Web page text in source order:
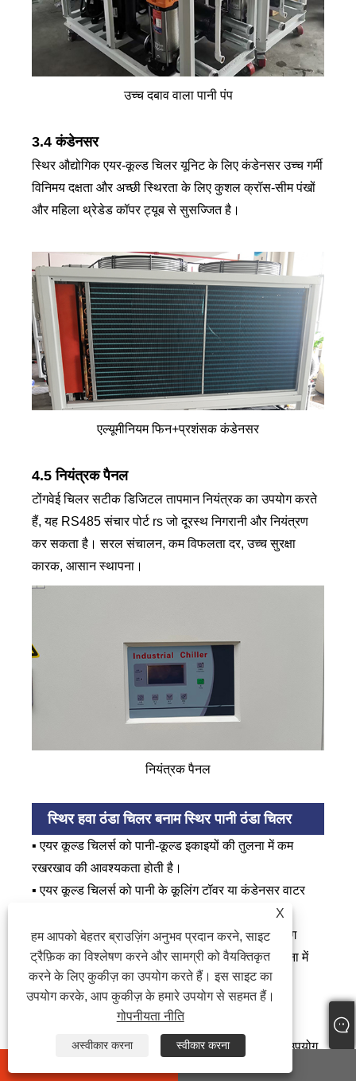
उच्च दबाव वाला पानी पंप
3.4 कंडेनसर
स्थिर औद्योगिक एयर-कूल्ड चिलर यूनिट के लिए कंडेनसर उच्च गर्मी
विनिमय दक्षता और अच्छी स्थिरता के लिए कुशल क्रॉस-सीम पंखों
और महिला थ्रेडेड कॉपर ट्यूब से सुसज्जित है।
एल्यूमीनियम फिन+प्रशंसक कंडेनसर
4.5 नियंत्रक पैनल
टोंगवेई चिलर सटीक डिजिटल तापमान नियंत्रक का उपयोग करते
हैं, यह RS485 संचार पोर्ट rs जो दूरस्थ निगरानी और नियंत्रण
कर सकता है। सरल संचालन, कम विफलता दर, उच्च सुरक्षा
कारक, आसान स्थापना।
नियंत्रक पैनल
स्थिर हवा ठंडा चिलर बनाम स्थिर पानी ठंडा चिलर
▪ एयर कूल्ड चिलर्स को पानी-कूल्ड इकाइयों की तुलना में कम
रखरखाव की आवश्यकता होती है।
▪ एयर कूल्ड चिलर्स को पानी के कूलिंग टॉवर या कंडेनसर वाटर
▪ गीली सतहों के कारण पानी-कूल्ड यूनिट की तुलना में लगभग
10% अधिक बिजली का सेवन करें, जो सूखी सतहों की तुलना में
बेहतर गर्मी को स्थानांतरित करती है।
▪ एयर-कूल्ड चिलर्स को कम पानी की आवश्यकता होती है।
एयर-कूल्ड चिलर सिस्टम का व्यापक रूप से उन स्थानों पर उपयोग
किया जाता है जहां जल संसाधन पर्याप्त नहीं हैं या पानी की गुणवत्ता
X
हम आपको बेहतर ब्राउज़िंग अनुभव प्रदान करने, साइट
ट्रैफ़िक का विश्लेषण करने और सामग्री को वैयक्तिकृत
करने के लिए कुकीज़ का उपयोग करते हैं। इस साइट का
उपयोग करके, आप कुकीज़ के हमारे उपयोग से सहमत हैं।
गोपनीयता नीति
अस्वीकार करना स्वीकार करना